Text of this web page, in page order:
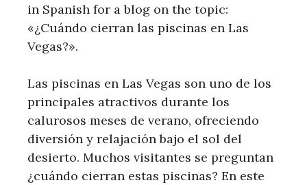
in Spanish for a blog on the topic:
«¿Cuándo cierran las piscinas en Las
Vegas?».
Las‌ piscinas en Las Vegas son uno de los
principales⁤ atractivos durante los
calurosos ‌meses de verano, ofreciendo
diversión y relajación bajo el sol del
desierto. Muchos ⁤visitantes se preguntan
¿cuándo⁤ cierran estas piscinas? En este